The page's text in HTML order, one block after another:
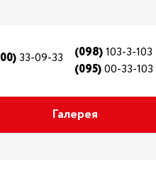
33-09-33 (098)103-3-103
(095)00-33-103
Галерея